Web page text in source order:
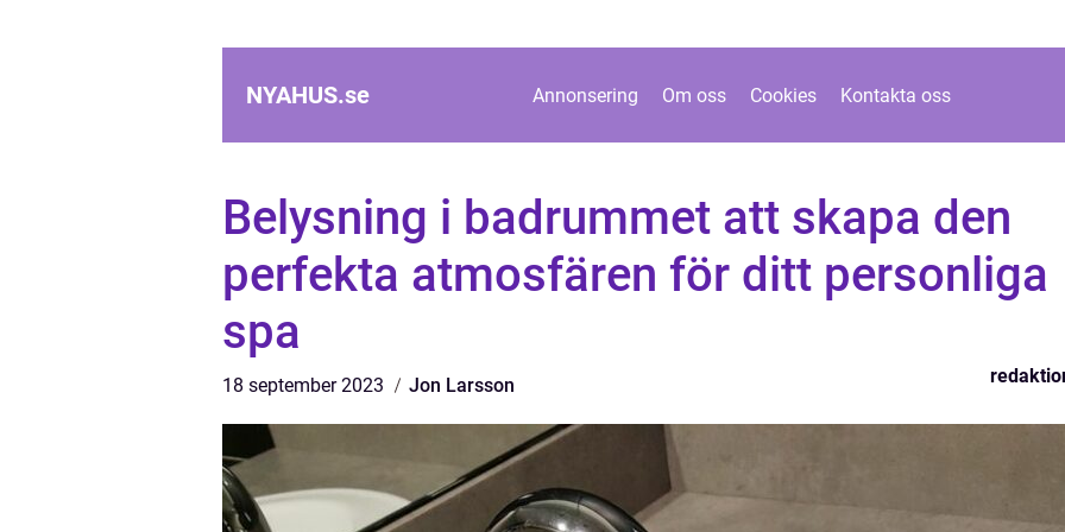
NYAHUS.se Annonsering Om oss Cookies Kontakta oss
Belysning i badrummet att skapa den
perfekta atmosfären för ditt personliga
spa
18 september 2023 Jon Larsson